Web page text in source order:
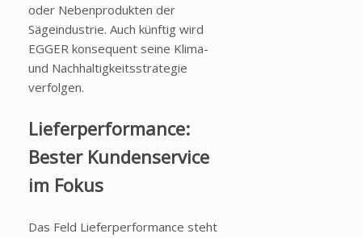
oder Nebenprodukten der
Sägeindustrie. Auch künftig wird
EGGER konsequent seine Klima-
und Nachhaltigkeitsstrategie
verfolgen.
Lieferperformance:
Bester Kundenservice
im Fokus
Das Feld Lieferperformance steht